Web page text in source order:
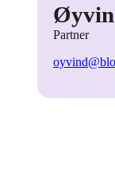
Partner